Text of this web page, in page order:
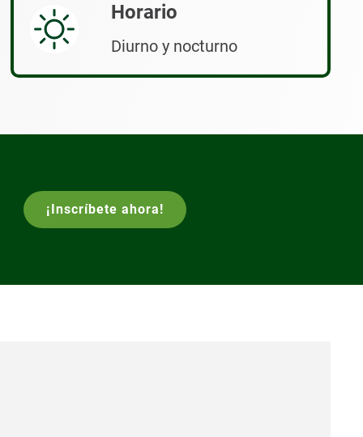
Horario
Diurno y nocturno
¡Inscríbete ahora!